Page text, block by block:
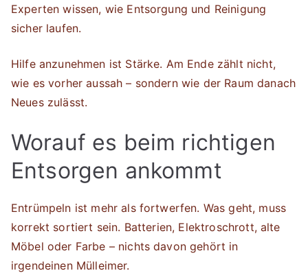
Experten wissen, wie Entsorgung und Reinigung
sicher laufen.
Hilfe anzunehmen ist Stärke. Am Ende zählt nicht,
wie es vorher aussah – sondern wie der Raum danach
Neues zulässt.
Worauf es beim richtigen
Entsorgen ankommt
Entrümpeln ist mehr als fortwerfen. Was geht, muss
korrekt sortiert sein. Batterien, Elektroschrott, alte
Möbel oder Farbe – nichts davon gehört in
irgendeinen Mülleimer.